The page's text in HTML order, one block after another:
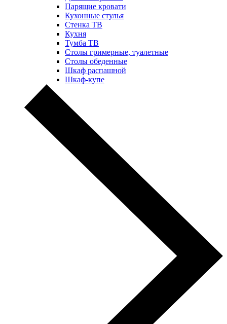
Парящие кровати
Кухонные стулья
Стенка ТВ
Кухня
Тумба ТВ
Столы гримерные, туалетные
Столы обеденные
Шкаф распашной
Шкаф-купе